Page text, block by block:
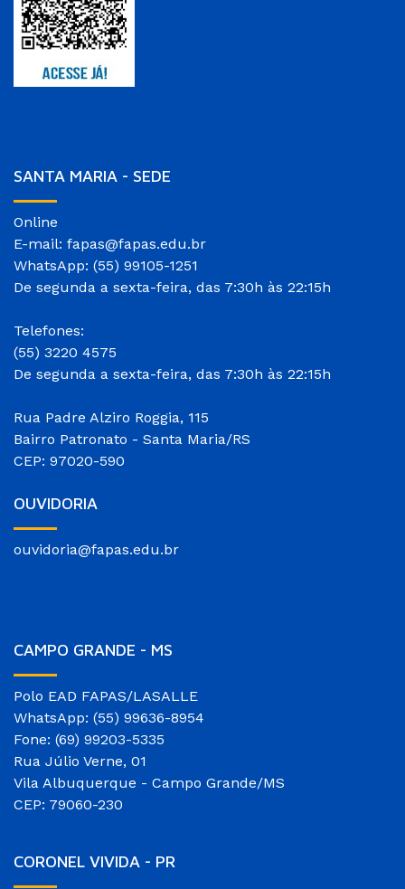
SANTA MARIA - SEDE
Online
E-mail: fapas@fapas.edu.br
WhatsApp: (55) 99105-1251
De segunda a sexta-feira, das 7:30h às 22:15h
Telefones:
(55) 3220 4575
De segunda a sexta-feira, das 7:30h às 22:15h
Rua Padre Alziro Roggia, 115
Bairro Patronato - Santa Maria/RS
CEP: 97020-590
OUVIDORIA
ouvidoria@fapas.edu.br
CAMPO GRANDE - MS
Polo EAD FAPAS/LASALLE
WhatsApp: (55) 99636-8954
Fone: (69) 99203-5335
Rua Júlio Verne, 01
Vila Albuquerque - Campo Grande/MS
CEP: 79060-230
CORONEL VIVIDA - PR